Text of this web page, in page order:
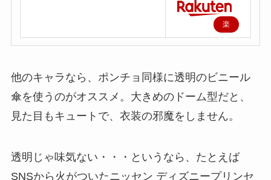
楽
天
購
他のキャラなら、ポンチョ同様に透明のビニール
傘を使うのがオススメ。 大きめのドーム型だと、
見た目もキュートで、衣装の邪魔をしません。
透明じゃ味気ない・・・というなら、たとえば
SNSから火がついたニッセン ディズニープリンセ